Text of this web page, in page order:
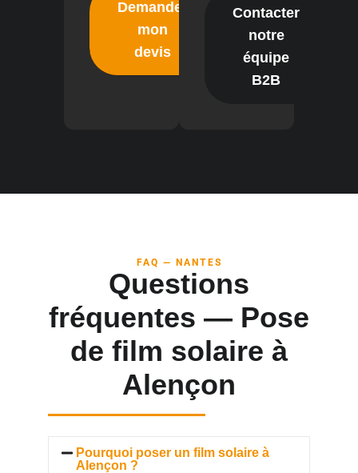
Demander
mon
devis
Contacter
notre
équipe
B2B
FAQ — NANTES
Questions
fréquentes — Pose
de film solaire à
Alençon
Pourquoi poser un film solaire à
Alençon ?